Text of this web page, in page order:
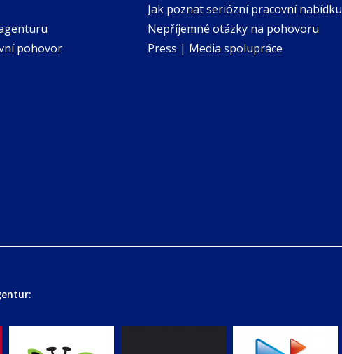
pohovor
Jak poznat seriózní pracovní nabídku
Nepříjemné otázky na pohovoru
Press | Media spolupráce